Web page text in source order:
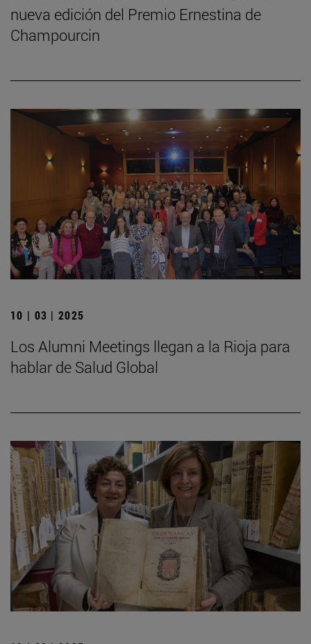
nueva edición del Premio Ernestina de
Champourcin
10 | 03 | 2025
Los Alumni Meetings llegan a la Rioja para
hablar de Salud Global